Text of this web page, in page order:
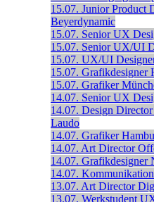
15.07. Junior Product
Beyerdynamic
15.07. Senior UX
15.07. Senior UX/UI
15.07. UX/UI
15.07. Grafikdesigner
15.07. Grafiker
14.07. Senior UX
14.07. Design
Laudo
14.07. Grafiker
14.07. Art Director
14.07. Grafikdesigner
14.07.
13.07. Art Director
13.07. Werkstudent